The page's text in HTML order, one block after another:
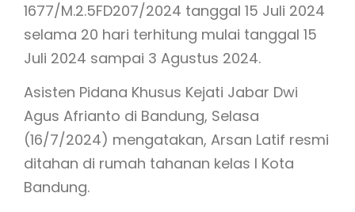
1677/M.2.5FD207/2024 tanggal 15 Juli 2024
selama 20 hari terhitung mulai tanggal 15
Juli 2024 sampai 3 Agustus 2024.
Asisten Pidana Khusus Kejati Jabar Dwi
Agus Afrianto di Bandung, Selasa
(16/7/2024) mengatakan, Arsan Latif resmi
ditahan di rumah tahanan kelas I Kota
Bandung.